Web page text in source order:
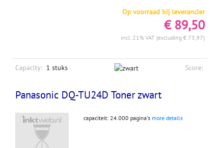
Op voorraad bij leverancier
€ 89,50
incl. 21% VAT (excluding € 73,97)
Capacity: 1 stuks Score:
Panasonic DQ-TU24D Toner zwart
capaciteit: 24.000 pagina's more details